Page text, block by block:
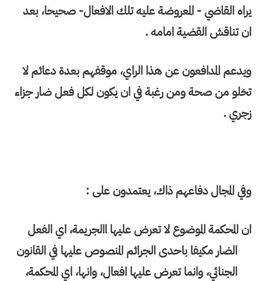
يراه القاضي - المعروضة عليه تلك الافعال- صحيحا، بعد
ان تناقش القضية امامه .
ويدعم المدافعون عن هذا الراي، موقفهم بعدة دعائم لا
تخلو من صحة ومن رغبة في ان يكون لكل فعل ضار جزاء
زجري .
وفي المجال دفاعهم ذاك، يعتمدون على :
ان المحكمة الموضوع لا تعرض عليها االجريمة، اي الفعل
الضار مكيفا باحدى الجرائم المنصوص عليها في القانون
الجنائي، وانما تعرض عليها افعال، وانها، اي المحكمة،